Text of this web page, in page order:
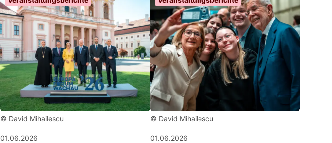
© David Mihailescu
01.06.2026
© David Mihailescu
01.06.2026